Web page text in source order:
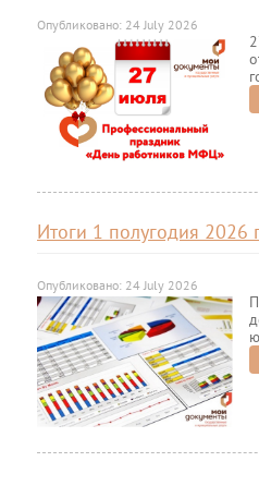
Опубликовано: 24 July 2026
Итоги 1 полугодия 2026
Опубликовано: 24 July 2026